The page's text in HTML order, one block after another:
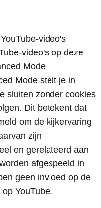
video's
video's op deze
Mode
Mode stelt je in
sluiten zonder cookies
Dit betekent dat
om de kijkervaring
zijn
en gerelateerd aan
afgespeeld in
geen invloed op de
YouTube.